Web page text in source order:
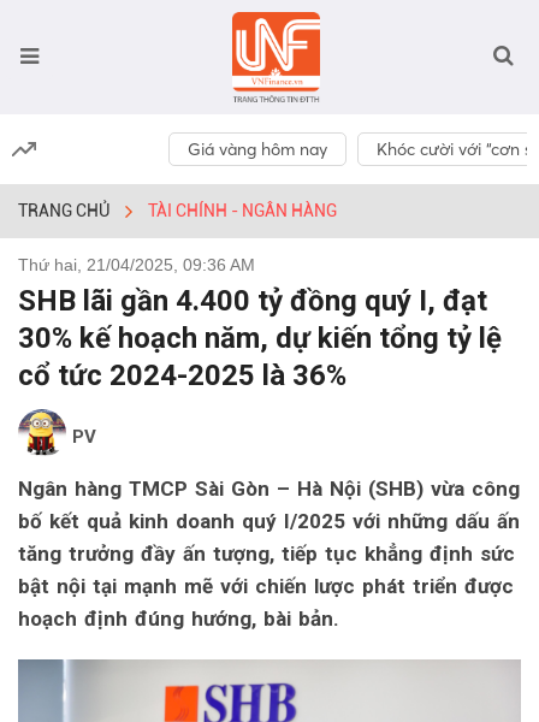
Giá vàng hôm nay Khóc cười với “cơn
TRANG CHỦ TÀI CHÍNH - NGÂN HÀNG
Thứ hai, 21/04/2025, 09:36 AM
SHB lãi gần 4.400 tỷ đồng quý I, đạt
30% kế hoạch năm, dự kiến tổng tỷ lệ
cổ tức 2024-2025 là 36%
PV
Ngân hàng TMCP Sài Gòn – Hà Nội (SHB) vừa công
bố kết quả kinh doanh quý I/2025 với những dấu ấn
tăng trưởng đầy ấn tượng, tiếp tục khẳng định sức
bật nội tại mạnh mẽ với chiến lược phát triển được
hoạch định đúng hướng, bài bản.